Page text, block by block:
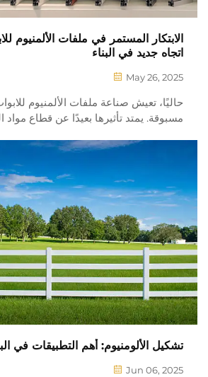
الابتكار المستمر في ملفات الألمنيوم
اتجاه جديد في البناء
May 26, 2025
حاليًا، تعيش صناعة ملفات الألمنيوم
مسبوقة. يمتد تأثيرها بعيدًا عن قطاع مواد
تشكيل الألومنيوم: أهم التطبيقات في
Jun 06, 2025